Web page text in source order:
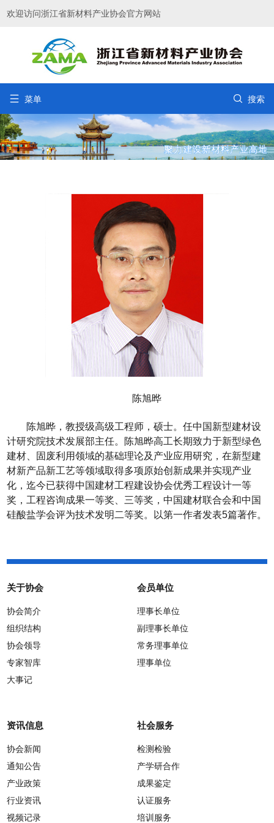
欢迎访问浙江省新材料产业协会官方网站
 菜单  搜索
陈旭晔
陈旭晔，教授级高级工程师，硕士。任中国新型建材设
计研究院技术发展部主任。陈旭晔高工长期致力于新型绿色
建材、固废利用领域的基础理论及产业应用研究，在新型建
材新产品新工艺等领域取得多项原始创新成果并实现产业
化，迄今已获得中国建材工程建设协会优秀工程设计一等
奖，工程咨询成果一等奖、三等奖，中国建材联合会和中国
硅酸盐学会评为技术发明二等奖。以第一作者发表5篇著作。
关于协会
协会简介
组织结构
协会领导
专家智库
大事记
会员单位
理事长单位
副理事长单位
常务理事单位
理事单位
资讯信息
协会新闻
通知公告
产业政策
行业资讯
视频记录
社会服务
检测检验
产学研合作
成果鉴定
认证服务
培训服务